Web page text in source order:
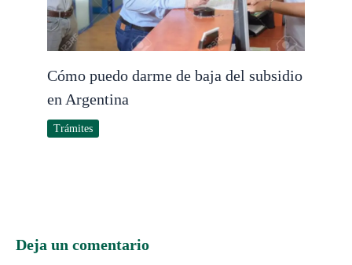
Cómo puedo darme de baja del subsidio
en Argentina
Trámites
Deja un comentario